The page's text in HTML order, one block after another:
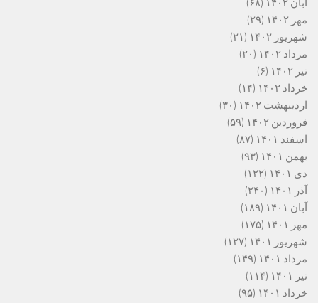
آبان ۱۴۰۲
(۶۸)
مهر ۱۴۰۲
(۲۹)
شهریور ۱۴۰۲
(۲۱)
مرداد ۱۴۰۲
(۲۰)
تیر ۱۴۰۲
(۶)
خرداد ۱۴۰۲
(۱۴)
اردیبهشت ۱۴۰۲
(۳۰)
فروردین ۱۴۰۲
(۵۹)
اسفند ۱۴۰۱
(۸۷)
بهمن ۱۴۰۱
(۹۳)
دی ۱۴۰۱
(۱۲۲)
آذر ۱۴۰۱
(۲۴۰)
آبان ۱۴۰۱
(۱۸۹)
مهر ۱۴۰۱
(۱۷۵)
شهریور ۱۴۰۱
(۱۲۷)
مرداد ۱۴۰۱
(۱۴۹)
تیر ۱۴۰۱
(۱۱۴)
خرداد ۱۴۰۱
(۹۵)